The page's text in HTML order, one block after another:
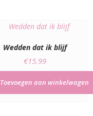
Wedden dat ik blijf
€15.99
Toevoegen aan winkelwagen